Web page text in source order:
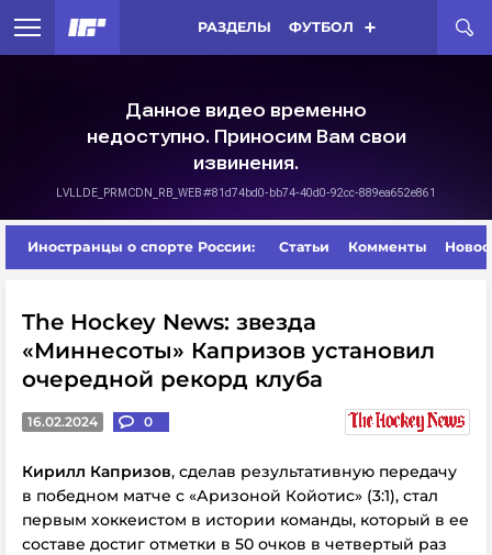
РАЗДЕЛЫ ФУТБОЛ
Иностранцы о спорте России: Статьи Комменты
The Hockey News: звезда
«Миннесоты» Капризов установил
очередной рекорд клуба
16.02.2024 0
Кирилл Капризов, сделав результативную передачу
в победном матче с «Аризоной Койотис» (3:1), стал
первым хоккеистом в истории команды, который в ее
составе достиг отметки в 50 очков в четвертый раз